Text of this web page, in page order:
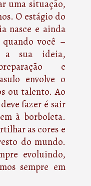
uma situação,
O estágio do
nasce e ainda
você –
a sua ideia,
e
envolve o
ou talento. Ao
fazer é sair
à borboleta.
as cores e
do mundo.
evoluindo,
sempre em